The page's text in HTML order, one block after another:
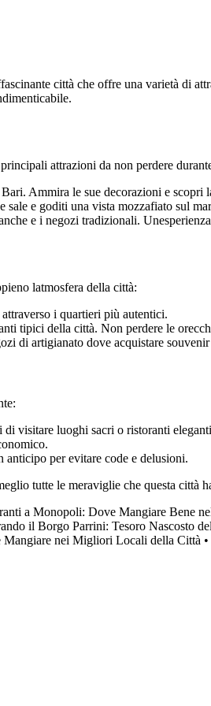
città che offre una varietà di
attrazioni da non perdere
Ammira le sue decorazioni e scopri
sale e goditi una vista mozzafiato sul
e i negozi tradizionali.
latmosfera della città:
i quartieri più autentici.
tipici della città. Non perdere le
di artigianato dove acquistare
visitare luoghi sacri o ristoranti
anticipo per evitare code e delusioni.
tutte le meraviglie che questa città
a Monopoli: Dove Mangiare Bene
il Borgo Parrini: Tesoro Nascosto
nei Migliori Locali della Città •